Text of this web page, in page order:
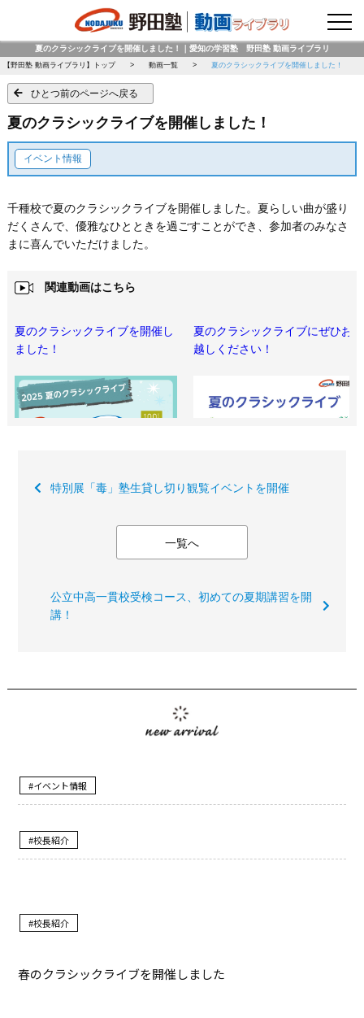
夏のクラシックライブを開催しました！｜愛知の学習塾 野田塾 動画ライブラリ
【野田塾 動画ライブラリ】トップ 動画一覧 夏のクラシックライブを開催しました！
ひとつ前のページへ戻る
夏のクラシックライブを開催しました！
イベント情報
千種校で夏のクラシックライブを開催しました。夏らしい曲が盛り
だくさんで、優雅なひとときを過ごすことができ、参加者のみなさ
まに喜んでいただけました。
関連動画はこちら
夏のクラシックライブを開催し
ました！
夏のクラシックライブにぜひお
越しください！
特別展「毒」塾生貸し切り観覧イベントを開催
一覧へ
公立中高一貫校受検コース、初めての夏期講習を開
講！